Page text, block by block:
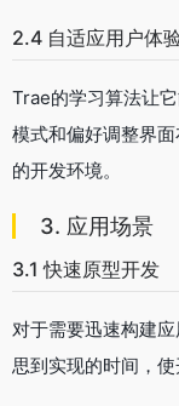
2.4 自适应用户体
Trae的学习算法让
模式和偏好调整界
的开发环境。
3. 应用场景
3.1 快速原型开发
对于需要迅速构建
思到实现的时间，使